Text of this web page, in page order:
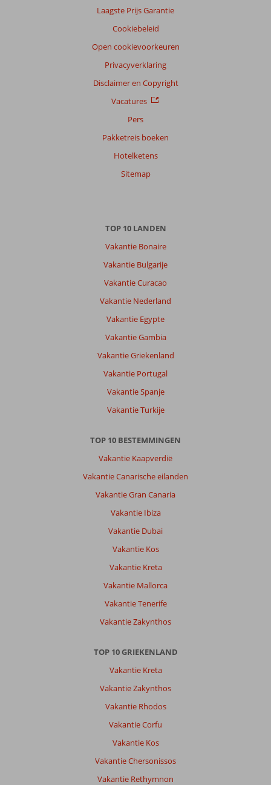
Laagste Prijs Garantie
Cookiebeleid
Open cookievoorkeuren
Privacyverklaring
Disclaimer en Copyright
Vacatures
Pers
Pakketreis boeken
Hotelketens
Sitemap
TOP 10 LANDEN
Vakantie Bonaire
Vakantie Bulgarije
Vakantie Curacao
Vakantie Nederland
Vakantie Egypte
Vakantie Gambia
Vakantie Griekenland
Vakantie Portugal
Vakantie Spanje
Vakantie Turkije
TOP 10 BESTEMMINGEN
Vakantie Kaapverdië
Vakantie Canarische eilanden
Vakantie Gran Canaria
Vakantie Ibiza
Vakantie Dubai
Vakantie Kos
Vakantie Kreta
Vakantie Mallorca
Vakantie Tenerife
Vakantie Zakynthos
TOP 10 GRIEKENLAND
Vakantie Kreta
Vakantie Zakynthos
Vakantie Rhodos
Vakantie Corfu
Vakantie Kos
Vakantie Chersonissos
Vakantie Rethymnon